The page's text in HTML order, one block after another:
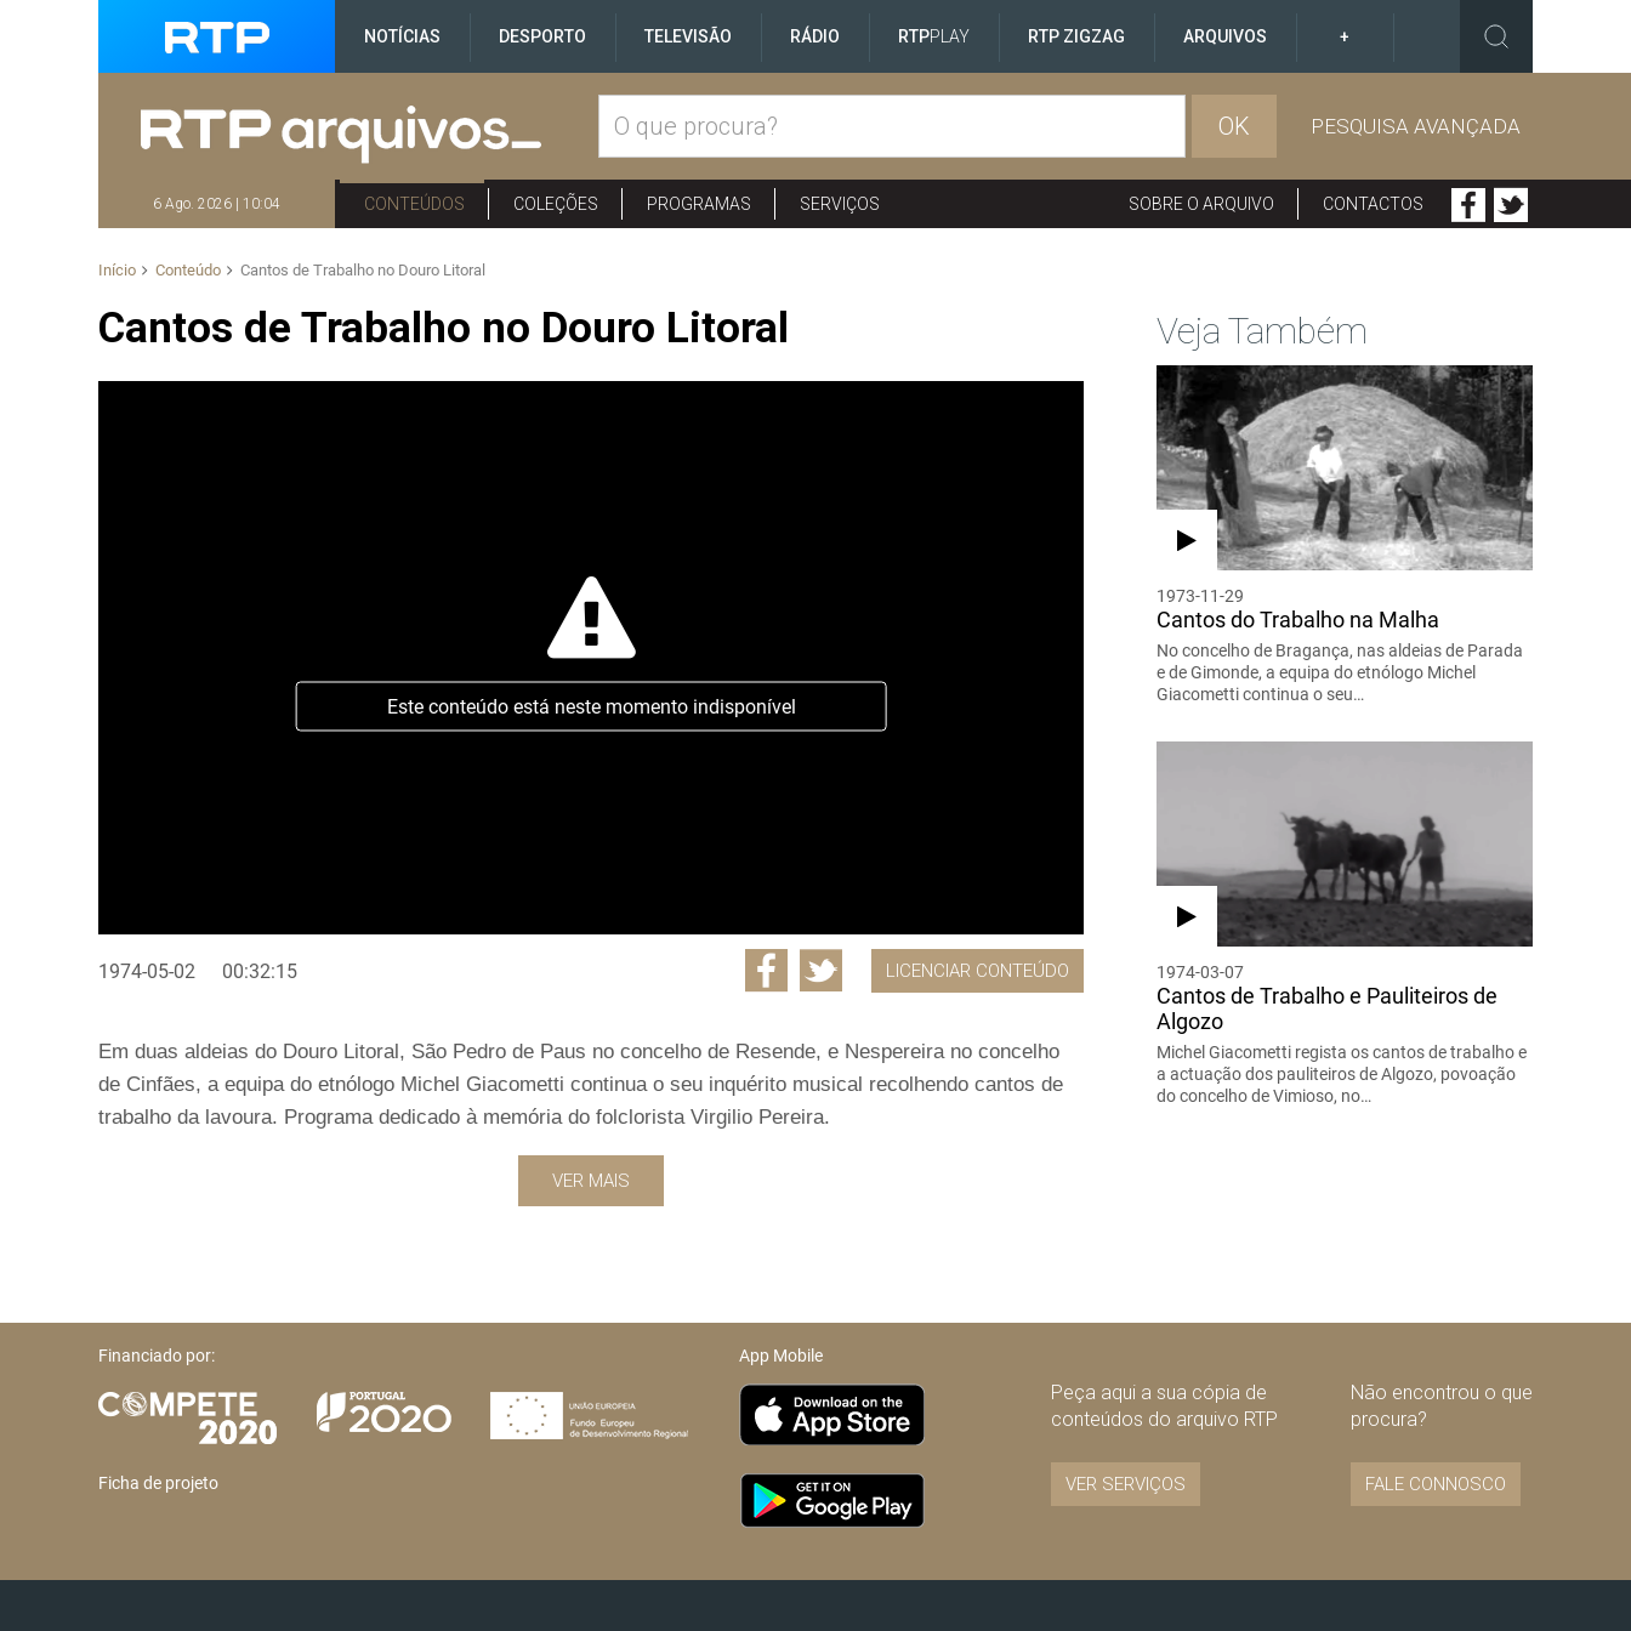
NOTÍCIAS DESPORTO TELEVISÃO RÁDIO RTPPLAY RTP ZIGZAG ARQUIVOS +
OK PESQUISA AVANÇADA
6 Ago. 2026 | 10:04 CONTEÚDOS COLEÇÕES PROGRAMAS SERVIÇOS SOBRE O ARQUIVO CONTACTOS
Início Conteúdo Cantos de Trabalho no Douro Litoral
Cantos de Trabalho no Douro Litoral
Este conteúdo está neste momento indisponível
1974-05-02 00:32:15 LICENCIAR CONTEÚDO
Em duas aldeias do Douro Litoral, São Pedro de Paus no concelho de Resende, e Nespereira no concelho
de Cinfães, a equipa do etnólogo Michel Giacometti continua o seu inquérito musical recolhendo cantos de
trabalho da lavoura. Programa dedicado à memória do folclorista Virgilio Pereira.
VER MAIS
Veja Também
1973-11-29
Cantos do Trabalho na Malha
No concelho de Bragança, nas aldeias de Parada
e de Gimonde, a equipa do etnólogo Michel
Giacometti continua o seu…
1974-03-07
Cantos de Trabalho e Pauliteiros de
Algozo
Michel Giacometti regista os cantos de trabalho e
a actuação dos pauliteiros de Algozo, povoação
do concelho de Vimioso, no…
Financiado por:
Ficha de projeto
App Mobile
Peça aqui a sua cópia de
conteúdos do arquivo RTP
VER SERVIÇOS
Não encontrou o que
procura?
FALE CONNOSCO